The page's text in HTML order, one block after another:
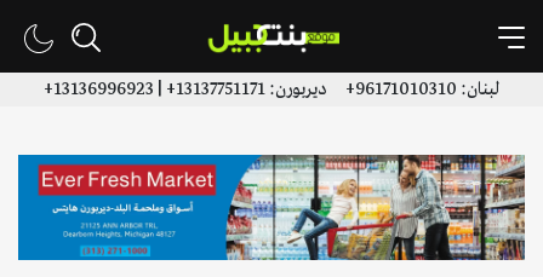
لبنان: 96171010310+ ديربورن: 13137751171+ | 13136996923+